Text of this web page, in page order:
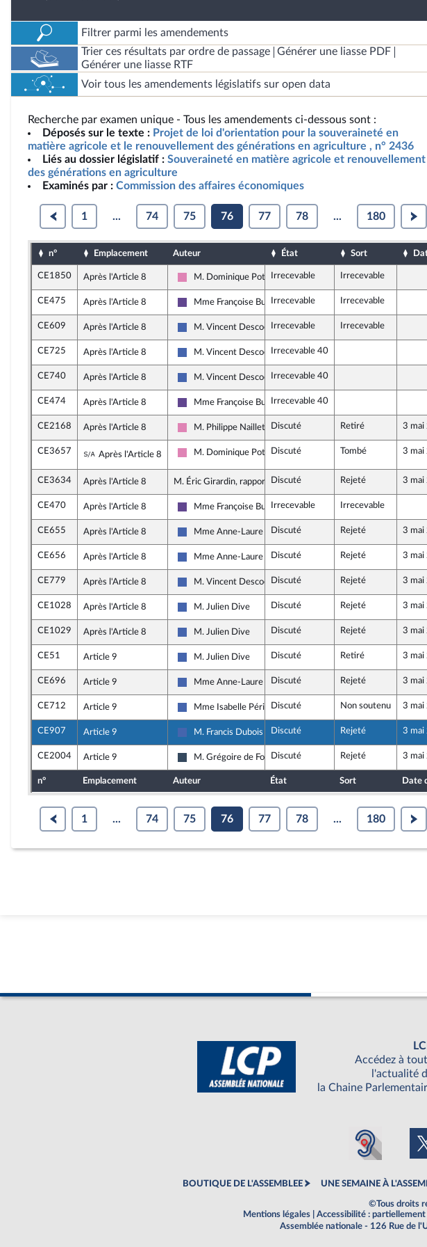
Filtrer parmi les amendements
Trier ces résultats par ordre de passage
Générer une liasse PDF
Générer une liasse RTF
Voir tous les amendements législatifs sur open data
Recherche par examen unique - Tous les amendements ci-dessous sont :
Déposés sur le texte : Projet de loi d'orientation pour la souveraineté en
matière agricole et le renouvellement des générations en agriculture , n° 2436
Liés au dossier législatif : Souveraineté en matière agricole et renouvellement
des générations en agriculture
Examinés par : Commission des affaires économiques
1 ... 74 75 76 77 78 ... 180
n° Emplacement Auteur État Sort
CE1850 Après l'Article 8
Socialistes et apparentés
M. Dominique PotierIrrecevable Irrecevable
CE475 Après l'Article 8
Renaissance
Mme Françoise BuffetIrrecevable Irrecevable
CE609 Après l'Article 8
Les Républicains
M. Vincent DescoeurIrrecevable Irrecevable
CE725 Après l'Article 8
Les Républicains
M. Vincent DescoeurIrrecevable 40
CE740 Après l'Article 8
Les Républicains
M. Vincent DescoeurIrrecevable 40
CE474 Après l'Article 8
Renaissance
Mme Françoise BuffetIrrecevable 40
CE2168 Après l'Article 8
Socialistes et apparentés
M. Philippe Naillet Discuté Retiré 3 mai
CE3657 Sous-amendement de l'amendement n°CE2168
Après l'Article 8 Socialistes et apparentés
M. Dominique PotierDiscuté Tombé 3 mai
CE3634 Après l'Article 8 M. Éric Girardin, rapporteurDiscuté Rejeté 3 mai
CE470 Après l'Article 8
Renaissance
Mme Françoise BuffetIrrecevable Irrecevable
CE655 Après l'Article 8
Les Républicains
Mme Anne-Laure BlinDiscuté Rejeté 3 mai
CE656 Après l'Article 8
Les Républicains
Mme Anne-Laure BlinDiscuté Rejeté 3 mai
CE779 Après l'Article 8
Les Républicains
M. Vincent DescoeurDiscuté Rejeté 3 mai
CE1028 Après l'Article 8
Les Républicains
M. Julien Dive Discuté Rejeté 3 mai
CE1029 Après l'Article 8
Les Républicains
M. Julien Dive Discuté Rejeté 3 mai
CE51 Article 9
Les Républicains
M. Julien Dive Discuté Retiré 3 mai
CE696 Article 9
Les Républicains
Mme Anne-Laure BlinDiscuté Rejeté 3 mai
CE712 Article 9
Les Républicains
Mme Isabelle PérigaultDiscuté Non soutenu 3 mai
CE907 Article 9
Les Républicains
M. Francis Dubois Discuté Rejeté 3 mai
CE2004 Article 9
Rassemblement National
M. Grégoire de FournasDiscuté Rejeté 3 mai
n° Emplacement Auteur État Sort Date
1 ... 74 75 76 77 78 ... 180
Accédez à
l'actualité
la Chaine
BOUTIQUE DE L'ASSEMBLEE UNE SEMAINE À
©Tous droits
Mentions légales
Accessibilité :
Assemblée nationale - 126 Rue de